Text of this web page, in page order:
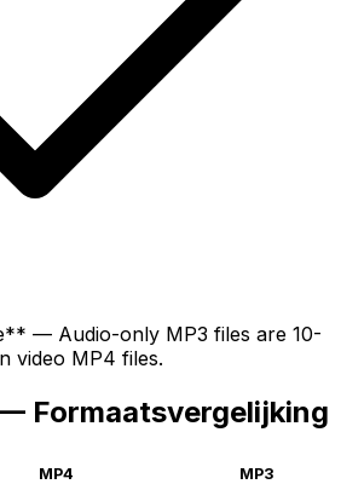
— Audio-only MP3 files are 10-
video MP4 files.
Formaatsvergelijking
MP4 MP3